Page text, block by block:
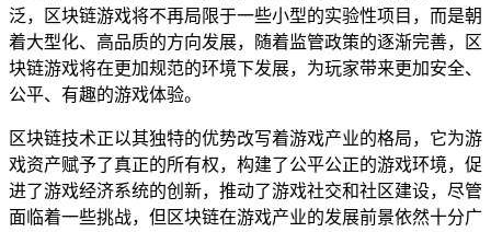
泛，区块链游戏将不再局限于一些小型的实验性项目，而是朝
着大型化、高品质的方向发展，随着监管政策的逐渐完善，区
块链游戏将在更加规范的环境下发展，为玩家带来更加安全、
公平、有趣的游戏体验。
区块链技术正以其独特的优势改写着游戏产业的格局，它为游
戏资产赋予了真正的所有权，构建了公平公正的游戏环境，促
进了游戏经济系统的创新，推动了游戏社交和社区建设，尽管
面临着一些挑战，但区块链在游戏产业的发展前景依然十分广